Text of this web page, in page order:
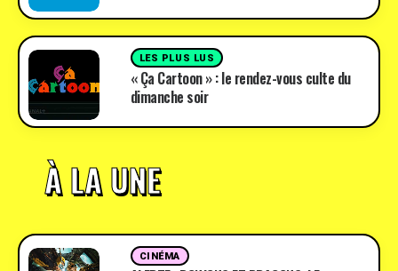
LES PLUS LUS
« Ça Cartoon » : le rendez-vous culte du
dimanche soir
À LA UNE
CINÉMA